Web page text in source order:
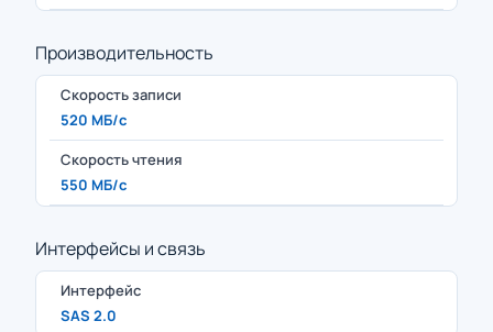
Производительность
Скорость записи
520 МБ/с
Скорость чтения
550 МБ/с
Интерфейсы и связь
Интерфейс
SAS 2.0